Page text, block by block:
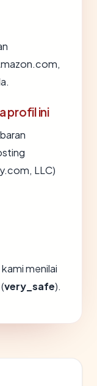
profil ini
LLC)
menilai
(very_safe).